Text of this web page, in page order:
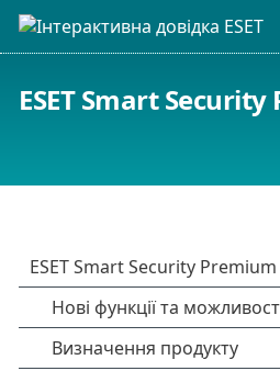
ESET Smart